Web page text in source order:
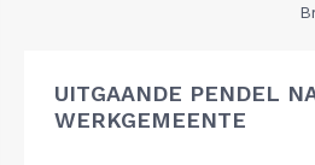
UITGAANDE PENDEL
WERKGEMEENTE